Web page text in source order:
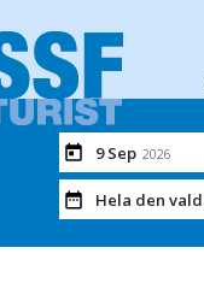
9 Sep 2026
Hela den